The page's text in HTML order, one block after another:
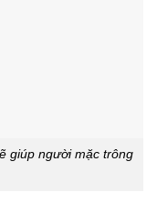
giúp người mặc trông